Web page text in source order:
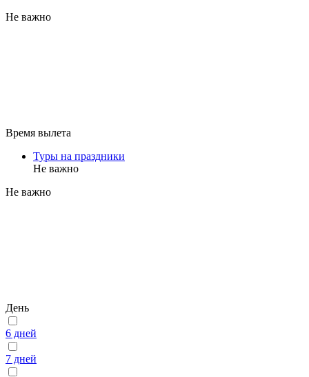
Не важно
Время вылета
Туры на праздники
Не важно
Не важно
День
6 дней
7 дней